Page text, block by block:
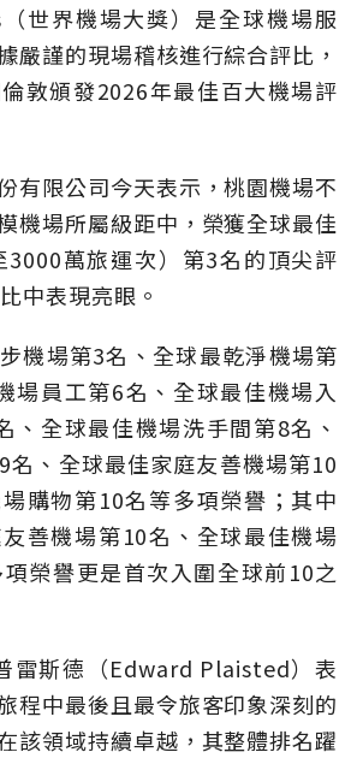
世界機場大獎）是全球機場服
嚴謹的現場稽核進行綜合評比，
敦頒發2026年最佳百大機場評
有限公司今天表示，桃園機場不
機場所屬級距中，榮獲全球最佳
萬旅運次）第3名的頂尖評
中表現亮眼。
機場第3名、全球最乾淨機場第
場員工第6名、全球最佳機場入
、全球最佳機場洗手間第8名、
名、全球最佳家庭友善機場第10
購物第10名等多項榮譽；其中
善機場第10名、全球最佳機場
榮譽更是首次入圍全球前10之
雷斯德（Edward Plaisted）表
程中最後且最令旅客印象深刻的
該領域持續卓越，其整體排名躍